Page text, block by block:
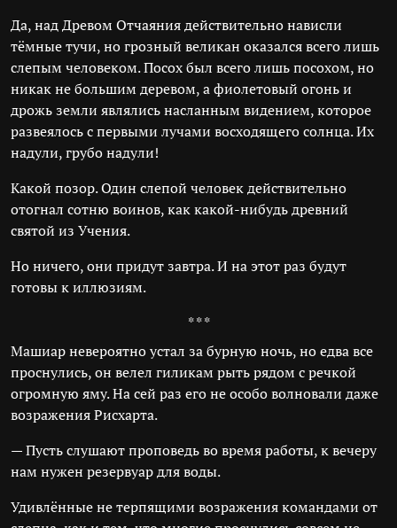
Да, над Древом Отчаяния действительно нависли
тёмные тучи, но грозный великан оказался всего лишь
слепым человеком. Посох был всего лишь посохом, но
никак не большим деревом, а фиолетовый огонь и
дрожь земли являлись насланным видением, которое
развеялось с первыми лучами восходящего солнца. Их
надули, грубо надули!
Какой позор. Один слепой человек действительно
отогнал сотню воинов, как какой-нибудь древний
святой из Учения.
Но ничего, они придут завтра. И на этот раз будут
готовы к иллюзиям.
* * *
Машиар невероятно устал за бурную ночь, но едва все
проснулись, он велел гиликам рыть рядом с речкой
огромную яму. На сей раз его не особо волновали даже
возражения Рисхарта.
— Пусть слушают проповедь во время работы, к вечеру
нам нужен резервуар для воды.
Удивлённые не терпящими возражения командами от